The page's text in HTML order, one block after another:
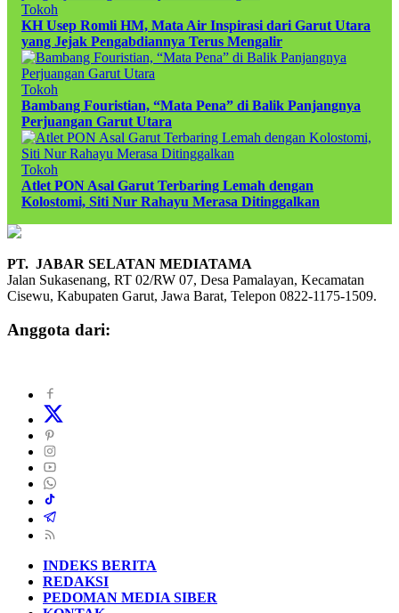
Tokoh
KH Usep Romli HM, Mata Air Inspirasi dari Garut Utara
yang Jejak Pengabdiannya Terus Mengalir
Tokoh
Bambang Fouristian, “Mata Pena” di Balik Panjangnya
Perjuangan Garut Utara
Tokoh
Atlet PON Asal Garut Terbaring Lemah dengan
Kolostomi, Siti Nur Rahayu Merasa Ditinggalkan
PT. JABAR SELATAN MEDIATAMA
Jalan Sukasenang, RT 02/RW 07, Desa Pamalayan, Kecamatan
Cisewu, Kabupaten Garut, Jawa Barat, Telepon 0822-1175-1509.
Anggota dari:
INDEKS BERITA
REDAKSI
PEDOMAN MEDIA SIBER